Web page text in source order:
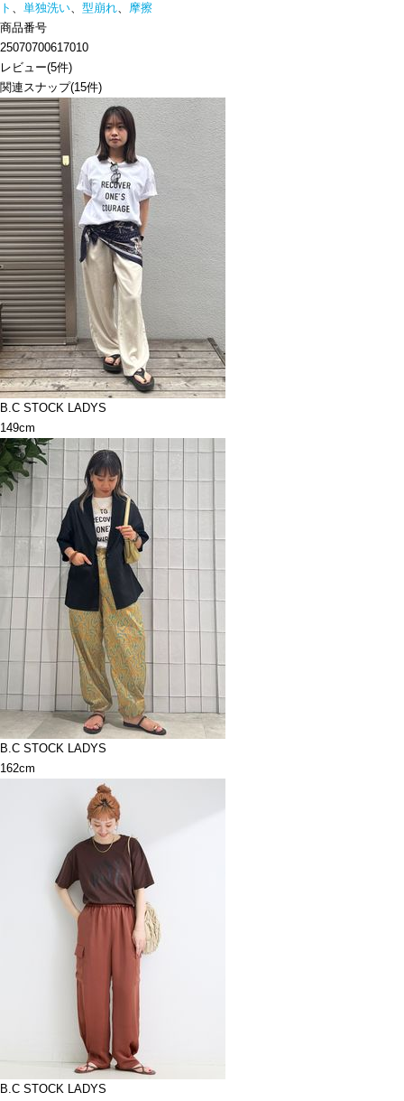
ト 、 単独洗い、 型崩れ、 摩擦
商品番号
25070700617010
レビュー(5件)
関連スナップ(15件)
B.C STOCK LADYS
149cm
B.C STOCK LADYS
162cm
B.C STOCK LADYS